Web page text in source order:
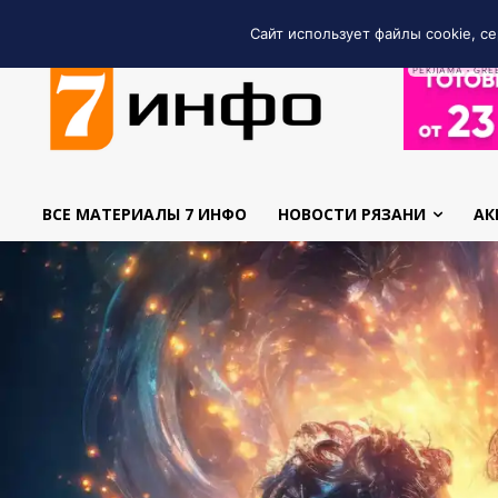
РЕКЛАМА •
ВСЕ МАТЕРИАЛЫ 7 ИНФО НОВОСТИ РЯЗАНИ
Сайт использует файлы cookie,